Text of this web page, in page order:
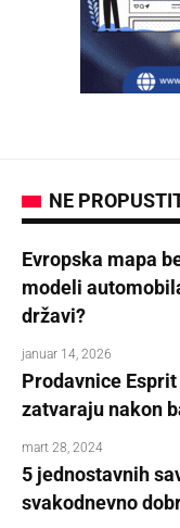
NE
Evropska mapa
modeli
državi?
januar 14, 2026
Prodavnice
zatvaraju nakon
mart 28, 2024
5 jednostavnih
svakodnevno